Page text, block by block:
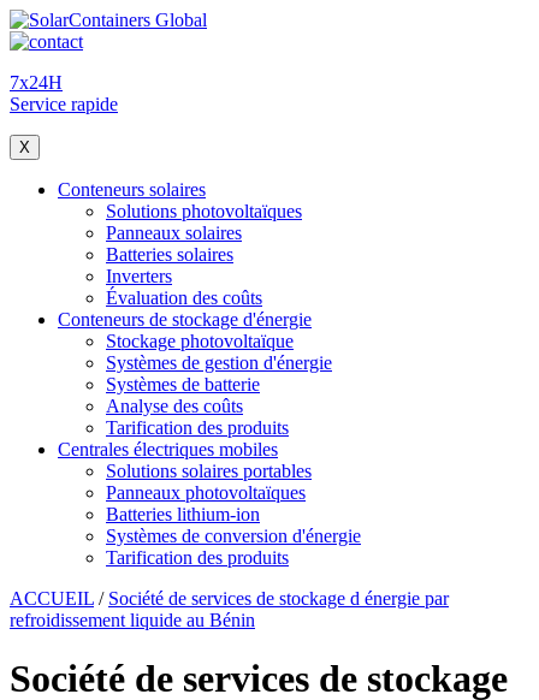
7x24H
Service rapide
X
Conteneurs solaires
Solutions photovoltaïques
Panneaux solaires
Batteries solaires
Inverters
Évaluation des coûts
Conteneurs de stockage d'énergie
Stockage photovoltaïque
Systèmes de gestion d'énergie
Systèmes de batterie
Analyse des coûts
Tarification des produits
Centrales électriques mobiles
Solutions solaires portables
Panneaux photovoltaïques
Batteries lithium-ion
Systèmes de conversion d'énergie
Tarification des produits
ACCUEIL / Société de services de stockage d énergie par
refroidissement liquide au Bénin
Société de services de stockage